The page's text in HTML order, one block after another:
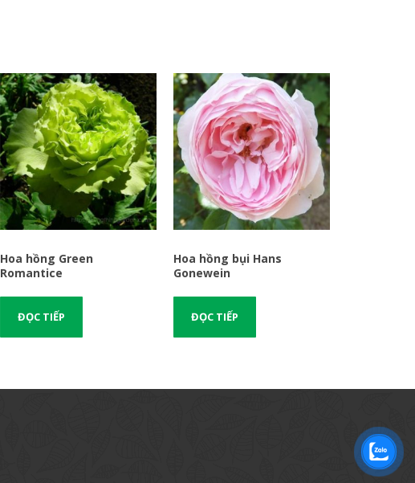
Hoa hồng Green
Romantice
ĐỌC TIẾP
Hoa hồng bụi Hans
Gonewein
ĐỌC TIẾP